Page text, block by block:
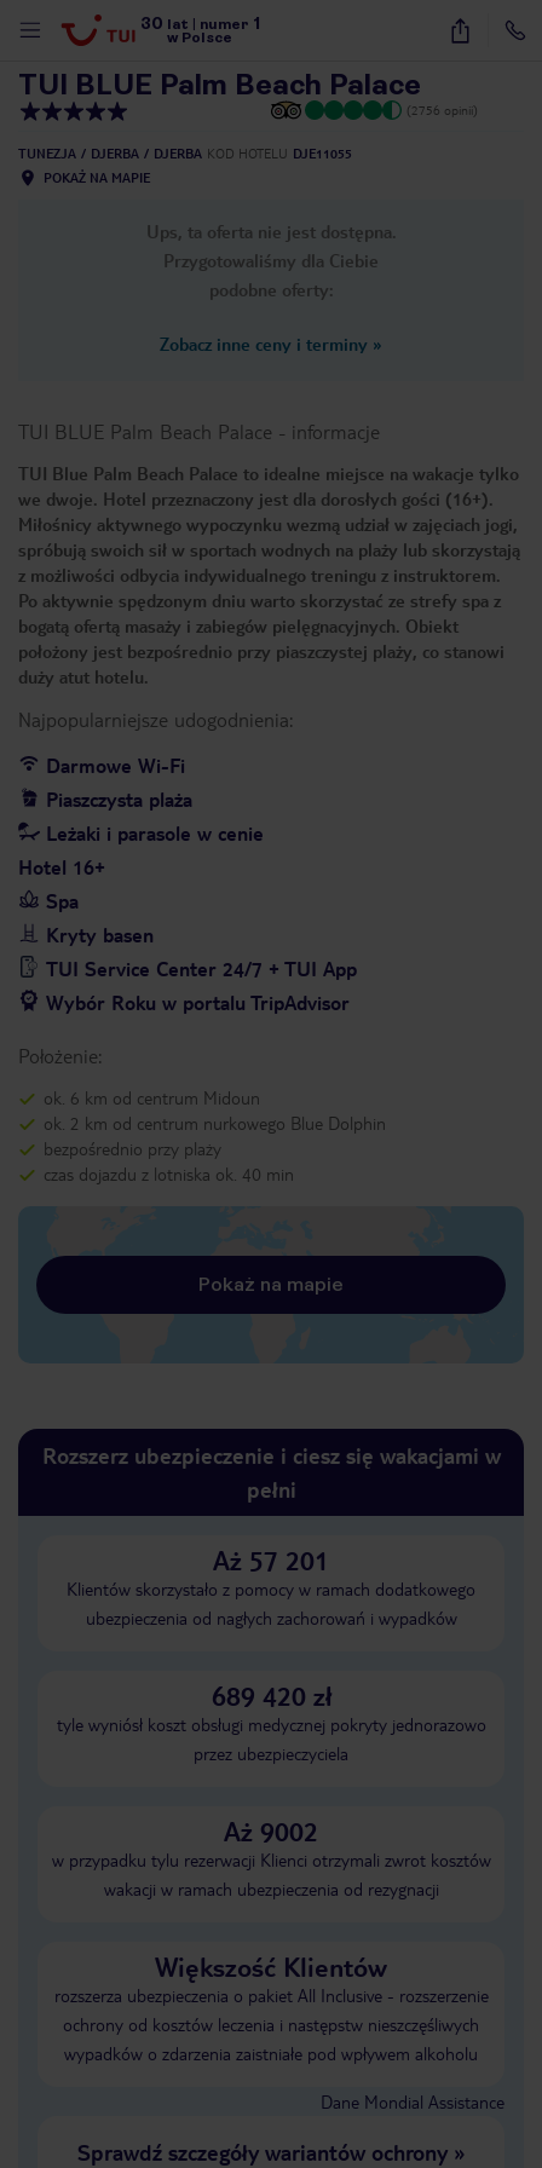
30 lat numer 1
w Polsce
15
TUI BLUE Palm Beach Palace
(2756 opinii)
TUNEZJA DJERBA DJERBA KOD HOTELU DJE11055
POKAŻ NA MAPIE
Ups, ta oferta nie jest dostępna.
Przygotowaliśmy dla Ciebie
podobne oferty:
Zobacz inne ceny i terminy »
TUI BLUE Palm Beach Palace - informacje
TUI Blue Palm Beach Palace to idealne miejsce na wakacje tylko
we dwoje. Hotel przeznaczony jest dla dorosłych gości (16+).
Miłośnicy aktywnego wypoczynku wezmą udział w zajęciach jogi,
spróbują swoich sił w sportach wodnych na plaży lub skorzystają
z możliwości odbycia indywidualnego treningu z instruktorem.
Po aktywnie spędzonym dniu warto skorzystać ze strefy spa z
bogatą ofertą masaży i zabiegów pielęgnacyjnych. Obiekt
położony jest bezpośrednio przy piaszczystej plaży, co stanowi
duży atut hotelu.
Najpopularniejsze udogodnienia:
Darmowe Wi-Fi
Piaszczysta plaża
Leżaki i parasole w cenie
Hotel 16+
Spa
Kryty basen
TUI Service Center 24/7 + TUI App
Wybór Roku w portalu TripAdvisor
Położenie:
ok. 6 km od centrum Midoun
ok. 2 km od centrum nurkowego Blue Dolphin
bezpośrednio przy plaży
czas dojazdu z lotniska ok. 40 min
Pokaż na mapie
Rozszerz ubezpieczenie i ciesz się wakacjami w
pełni
Aż 57 201
Klientów skorzystało z pomocy w ramach dodatkowego
ubezpieczenia od nagłych zachorowań i wypadków
689 420 zł
tyle wyniósł koszt obsługi medycznej pokryty jednorazowo
przez ubezpieczyciela
Aż 9002
w przypadku tylu rezerwacji Klienci otrzymali zwrot kosztów
wakacji w ramach ubezpieczenia od rezygnacji
Większość Klientów
rozszerza ubezpieczenia o pakiet All Inclusive - rozszerzenie
ochrony od kosztów leczenia i następstw nieszczęśliwych
wypadków o zdarzenia zaistniałe pod wpływem alkoholu
Dane Mondial Assistance
Sprawdź szczegóły wariantów ochrony»